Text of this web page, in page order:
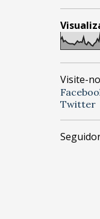
Visite-
Twitter